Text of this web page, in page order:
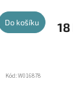
Do košíku 18
Kód:W016878